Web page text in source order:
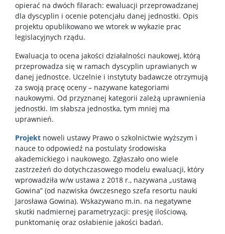
opierać na dwóch filarach: ewaluacji przeprowadzanej
dla dyscyplin i ocenie potencjału danej jednostki. Opis
projektu opublikowano we wtorek w wykazie prac
legislacyjnych rządu.
Ewaluacja to ocena jakości działalności naukowej, którą
przeprowadza się w ramach dyscyplin uprawianych w
danej jednostce. Uczelnie i instytuty badawcze otrzymują
za swoją pracę oceny – nazywane kategoriami
naukowymi. Od przyznanej kategorii zależą uprawnienia
jednostki. Im słabsza jednostka, tym mniej ma
uprawnień.
Projekt noweli ustawy Prawo o szkolnictwie wyższym i
nauce to odpowiedź na postulaty środowiska
akademickiego i naukowego. Zgłaszało ono wiele
zastrzeżeń do dotychczasowego modelu ewaluacji, który
wprowadziła w/w ustawa z 2018 r., nazywana „ustawą
Gowina” (od nazwiska ówczesnego szefa resortu nauki
Jarosława Gowina). Wskazywano m.in. na negatywne
skutki nadmiernej parametryzacji: presję ilościową,
punktomanię oraz osłabienie jakości badań.